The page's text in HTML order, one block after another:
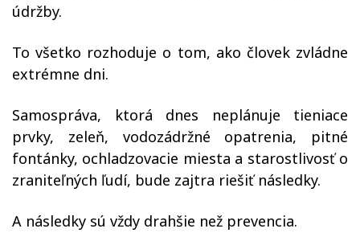
údržby.
To všetko rozhoduje o tom, ako človek zvládne
extrémne dni.
Samospráva, ktorá dnes neplánuje tieniace
prvky, zeleň, vodozádržné opatrenia, pitné
fontánky, ochladzovacie miesta a starostlivosť o
zraniteľných ľudí, bude zajtra riešiť následky.
A následky sú vždy drahšie než prevencia.